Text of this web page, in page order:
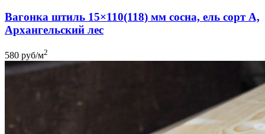
Вагонка штиль 15×110(118) мм сосна, ель сорт A,
Архангельский лес
580 руб/м2